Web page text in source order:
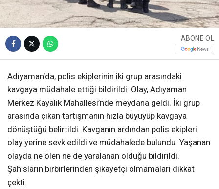
ABONE OL
Adıyaman’da, polis ekiplerinin iki grup arasındaki
kavgaya müdahale ettiği bildirildi. Olay, Adıyaman
Merkez Kayalık Mahallesi’nde meydana geldi. İki grup
arasında çıkan tartışmanın hızla büyüyüp kavgaya
dönüştüğü belirtildi. Kavganın ardından polis ekipleri
olay yerine sevk edildi ve müdahalede bulundu. Yaşanan
olayda ne ölen ne de yaralanan olduğu bildirildi.
Şahısların birbirlerinden şikayetçi olmamaları dikkat
çekti.